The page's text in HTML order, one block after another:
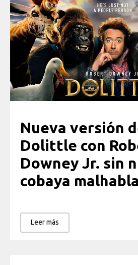
Nueva versión
Dolittle con
Downey Jr. sin
cobaya
Leer más